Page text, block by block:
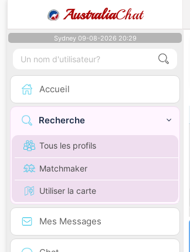
AustraliaChat
Sydney 09-08-2026 20:29
Accueil
Recherche
Tous les profils
Matchmaker
Utiliser la carte
Mes Messages